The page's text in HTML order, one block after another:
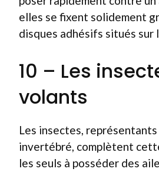
elles se fixent solidement
disques adhésifs situés sur
10 – Les
volants
Les insectes,
invertébré, complètent
les seuls à posséder des